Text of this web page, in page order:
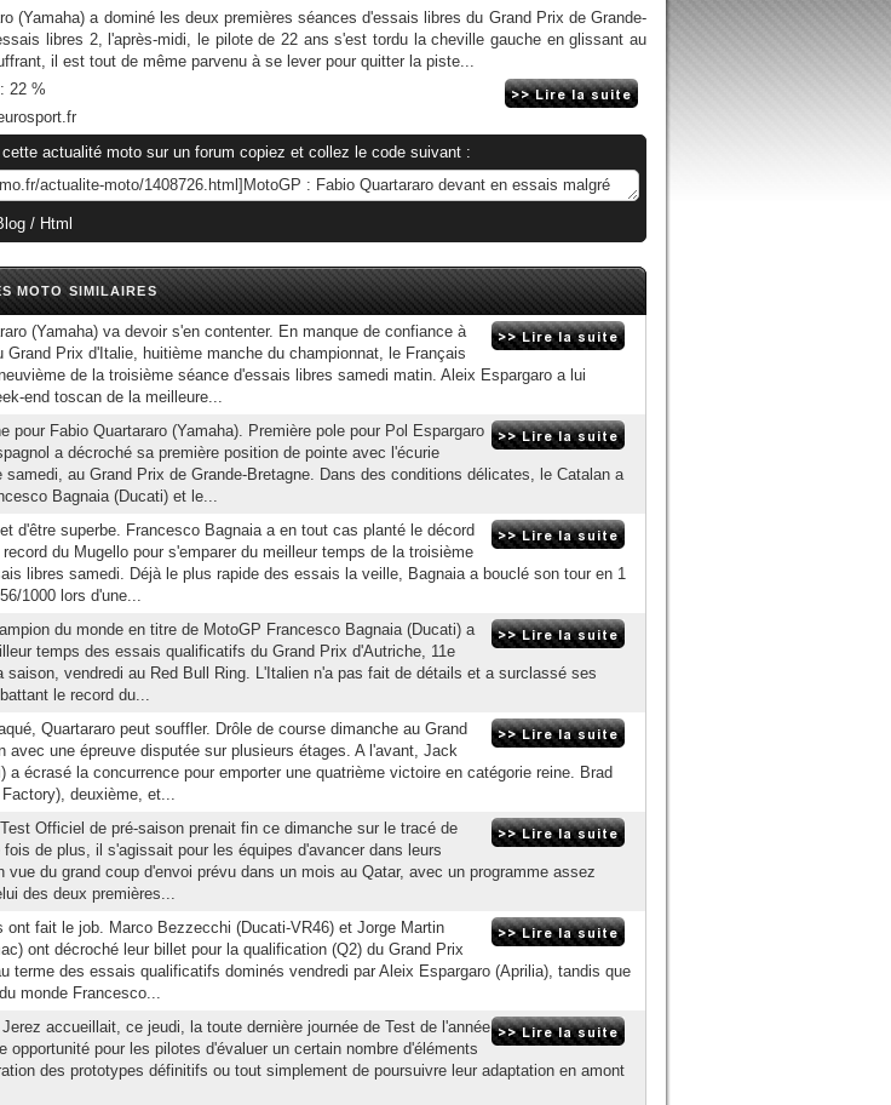
(Yamaha) a dominé les deux premières séances d'essais libres du Grand Prix de Grande-
libres 2, l'après-midi, le pilote de 22 ans s'est tordu la cheville gauche en glissant au
il est tout de même parvenu à se lever pour quitter la piste...
22 %
cette actualité moto sur un forum copiez et collez le code suivant :
/ Html
MOTO SIMILAIRES
(Yamaha) va devoir s'en contenter. En manque de confiance à
Grand Prix d'Italie, huitième manche du championnat, le Français
de la troisième séance d'essais libres samedi matin. Aleix Espargaro a lui
end toscan de la meilleure...
pour Fabio Quartararo (Yamaha). Première pole pour Pol Espargaro
a décroché sa première position de pointe avec l'écurie
samedi, au Grand Prix de Grande-Bretagne. Dans des conditions délicates, le Catalan a
Bagnaia (Ducati) et le...
d'être superbe. Francesco Bagnaia a en tout cas planté le décord
du Mugello pour s'emparer du meilleur temps de la troisième
libres samedi. Déjà le plus rapide des essais la veille, Bagnaia a bouclé son tour en 1
1000 lors d'une...
du monde en titre de MotoGP Francesco Bagnaia (Ducati) a
temps des essais qualificatifs du Grand Prix d'Autriche, 11e
saison, vendredi au Red Bull Ring. L'Italien n'a pas fait de détails et a surclassé ses
le record du...
Quartararo peut souffler. Drôle de course dimanche au Grand
avec une épreuve disputée sur plusieurs étages. A l'avant, Jack
a écrasé la concurrence pour emporter une quatrième victoire en catégorie reine. Brad
deuxième, et...
Officiel de pré-saison prenait fin ce dimanche sur le tracé de
fois de plus, il s'agissait pour les équipes d'avancer dans leurs
vue du grand coup d'envoi prévu dans un mois au Qatar, avec un programme assez
des deux premières...
ont fait le job. Marco Bezzecchi (Ducati-VR46) et Jorge Martin
ont décroché leur billet pour la qualification (Q2) du Grand Prix
terme des essais qualificatifs dominés vendredi par Aleix Espargaro (Aprilia), tandis que
monde Francesco...
accueillait, ce jeudi, la toute dernière journée de Test de l'année
opportunité pour les pilotes d'évaluer un certain nombre d'éléments
des prototypes définitifs ou tout simplement de poursuivre leur adaptation en amont